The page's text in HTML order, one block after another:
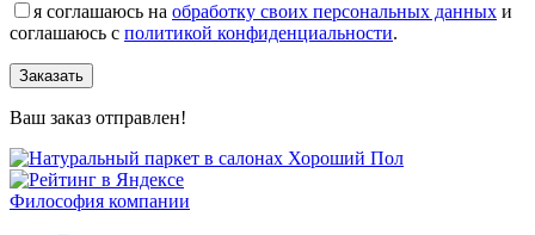
я соглашаюсь на обработку своих персональных данных и
соглашаюсь с политикой конфиденциальности.
Заказать
Ваш заказ отправлен!
Философия компании